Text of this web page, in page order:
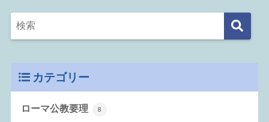
カテゴリー
ローマ公教要理 8